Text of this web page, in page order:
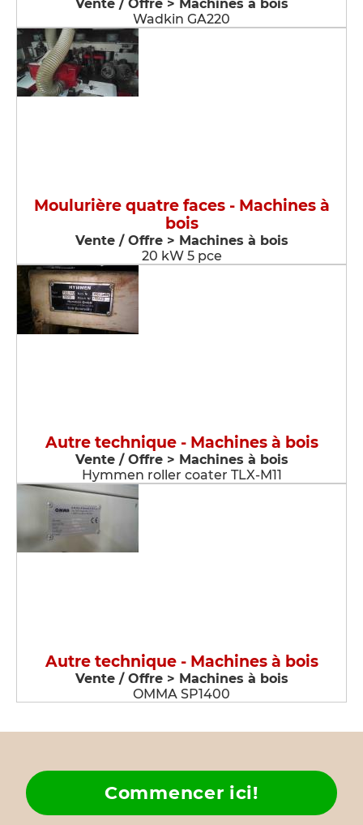
Vente / Offre > Machines à bois
Wadkin GA220
Moulurière quatre faces - Machines à
bois
Vente / Offre > Machines à bois
20 kW 5 pce
Autre technique - Machines à bois
Vente / Offre > Machines à bois
Hymmen roller coater TLX-M11
Autre technique - Machines à bois
Vente / Offre > Machines à bois
OMMA SP1400
Commencer ici!